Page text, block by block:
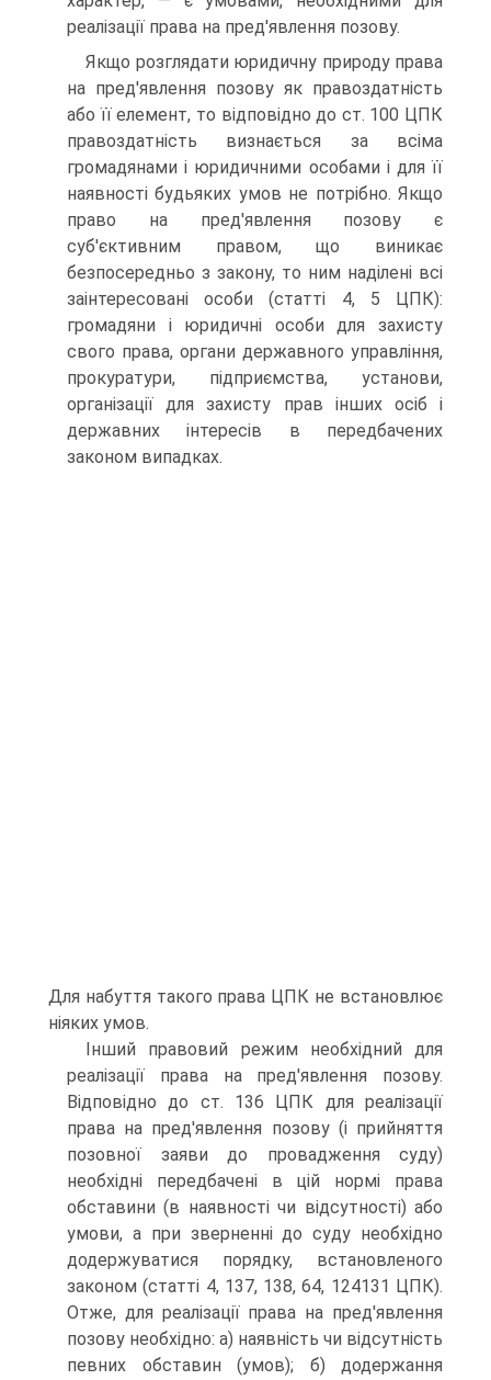
реалізації права на пред'явлення позову.
Якщо розглядати юридичну природу права
на пред'явлення позову як правоздатність
або її елемент, то відповідно до ст. 100 ЦПК
правоздатність визнається за всіма
громадянами і юридичними особами і для її
наявності будьяких умов не потрібно. Якщо
право на пред'явлення позову є
суб'єктивним правом, що виникає
безпосередньо з закону, то ним наділені всі
заінтересовані особи (статті 4, 5 ЦПК):
громадяни і юридичні особи для захисту
свого права, органи державного управління,
прокуратури, підприємства, установи,
організації для захисту прав інших осіб і
державних інтересів в передбачених
законом випадках.
Для набуття такого права ЦПК не встановлює
ніяких умов.
Інший правовий режим необхідний для
реалізації права на пред'явлення позову.
Відповідно до ст. 136 ЦПК для реалізації
права на пред'явлення позову (і прийняття
позовної заяви до провадження суду)
необхідні передбачені в цій нормі права
обставини (в наявності чи відсутності) або
умови, а при зверненні до суду необхідно
додержуватися порядку, встановленого
законом (статті 4, 137, 138, 64, 124131 ЦПК).
Отже, для реалізації права на пред'явлення
позову необхідно: а) наявність чи відсутність
певних обставин (умов); б) додержання